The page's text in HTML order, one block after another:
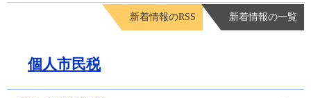
新着情報のRSS 新着情報の一覧
個人市民税